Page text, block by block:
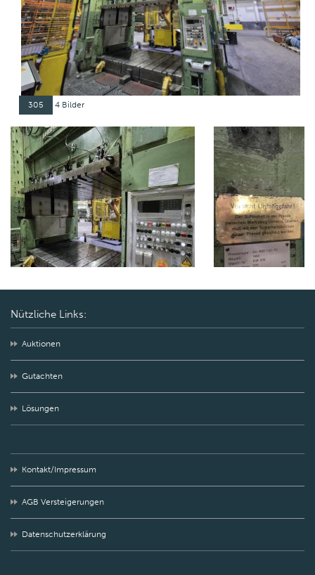
305 4 Bilder
Nützliche Links:
Auktionen
Gutachten
Lösungen
Kontakt/Impressum
AGB Versteigerungen
Datenschutzerklärung